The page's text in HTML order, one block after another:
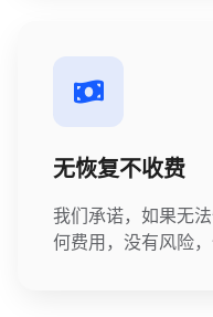
无恢复不收费
我们承诺，如果无
何费用，没有风险，